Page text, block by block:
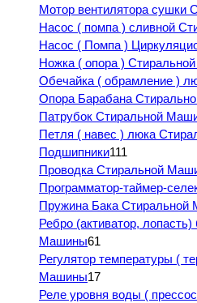
Мотор вентилятора сушки
Насос ( помпа ) сливной
Насос ( Помпа )
Ножка ( опора )
Обечайка ( обрамление )
Опора Барабана
Патрубок Стиральной
Петля ( навес ) люка
Подшипники111
Проводка Стиральной
Программатор-таймер-
Пружина Бака
Ребро (активатор,
Машины61
Регулятор температуры (
Машины17
Реле уровня воды (